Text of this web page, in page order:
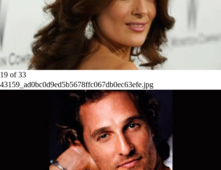
19 of33
43159_ad0bc0d9ed5b5678ffc067db0ec63efe.jpg